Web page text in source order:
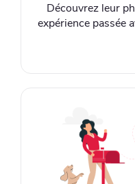
Découvrez leur
expérience passée